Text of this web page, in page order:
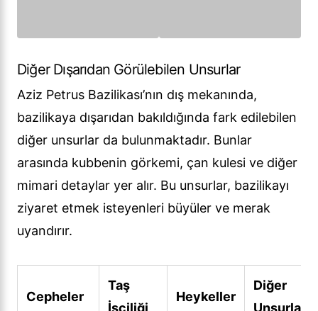
Diğer Dışarıdan Görülebilen Unsurlar
Aziz Petrus Bazilikası’nın dış mekanında,
bazilikaya dışarıdan bakıldığında fark edilebilen
diğer unsurlar da bulunmaktadır. Bunlar
arasında kubbenin görkemi, çan kulesi ve diğer
mimari detaylar yer alır. Bu unsurlar, bazilikayı
ziyaret etmek isteyenleri büyüler ve merak
uyandırır.
Cepheler
Taş
İşçiliği
Heykeller
Diğer
Unsurlar